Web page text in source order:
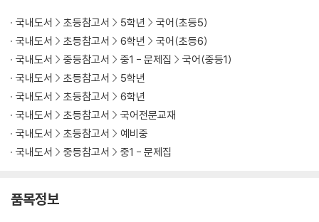
국내도서 초등참고서 5학년
국어(초등5)
국내도서
초등참고서 6학년
국어(초등6)
국내도서
중등참고서 중1 - 문제집
국어(중등1)
국내도서
초등참고서
5학년
국내도서
초등참고서
6학년
국내도서
초등참고서
국어전문교재
국내도서
초등참고서
예비중
국내도서
중등참고서 중1 - 문제집
품목정보